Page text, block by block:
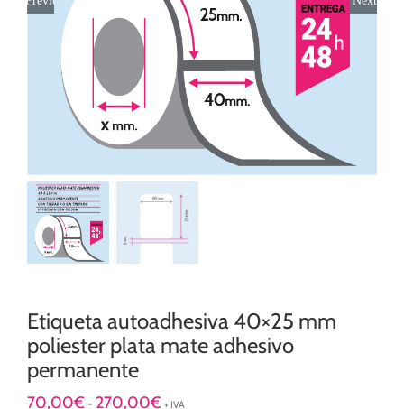
Etiqueta autoadhesiva 40×25 mm
poliester plata mate adhesivo
permanente
70,00€ - 270,00€Rango
+ IVA